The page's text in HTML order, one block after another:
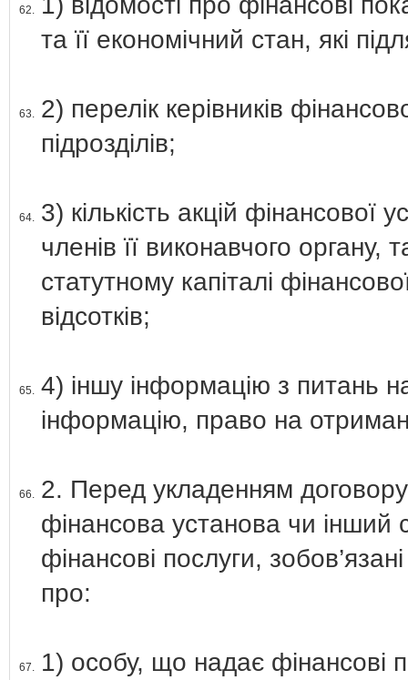
62.
та її економічний стан, які
63. 2) перелік керівників
підрозділів;
64. 3) кількість акцій фінансової
членів її виконавчого органу,
статутному капіталі
відсотків;
65. 4) іншу інформацію з питань
інформацію, право на
66. 2. Перед укладенням
фінансова установа чи інший
фінансові послуги,
про:
67. 1) особу, що надає фінансові